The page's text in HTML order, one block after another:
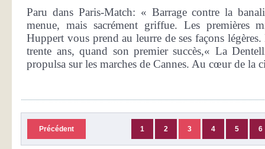
Paru dans Paris-Match: « Barrage contre la
menue, mais sacrément griffue. Les premières
Huppert vous prend au leurre de ses façons
trente ans, quand son premier succès,« La
propulsa sur les marches de Cannes. Au cœur de la
Précédent 1 2 3 4 5 6